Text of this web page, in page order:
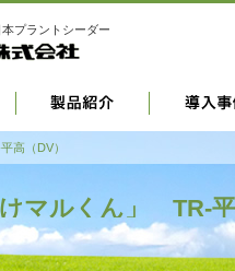
プラントシーダー
高（DV）
マルくん」 TR-平